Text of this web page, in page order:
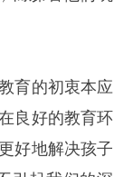
育的初衷本应
良好的教育环
好地解决孩子